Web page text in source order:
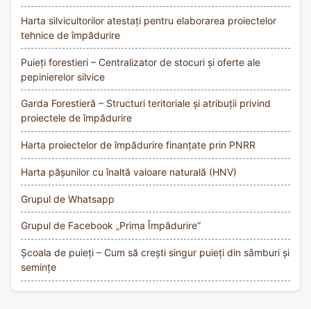
Harta silvicultorilor atestați pentru elaborarea proiectelor
tehnice de împădurire
Puieți forestieri – Centralizator de stocuri și oferte ale
pepinierelor silvice
Garda Forestieră – Structuri teritoriale și atribuții privind
proiectele de împădurire
Harta proiectelor de împădurire finanțate prin PNRR
Harta pășunilor cu înaltă valoare naturală (HNV)
Grupul de Whatsapp
Grupul de Facebook „Prima Împădurire”
Școala de puieți – Cum să crești singur puieți din sâmburi și
semințe